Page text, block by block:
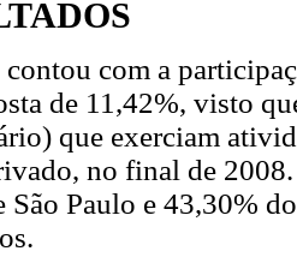
contou com a
de 11,42%, visto
que exerciam
no final de
São Paulo e 43,30%